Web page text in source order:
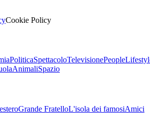
Cookie Policy
PoliticaSpettacoloTelevisionePeople
AnimaliSpazio
Grande FratelloL'isola dei famosiAmici